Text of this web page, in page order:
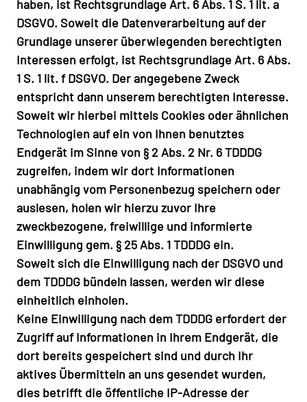
haben, ist Rechtsgrundlage Art. 6 Abs. 1 S. 1 lit. a
DSGVO. Soweit die Datenverarbeitung auf der
Grundlage unserer überwiegenden berechtigten
Interessen erfolgt, ist Rechtsgrundlage Art. 6 Abs.
1 S. 1 lit. f DSGVO. Der angegebene Zweck
entspricht dann unserem berechtigten Interesse.
Soweit wir hierbei mittels Cookies oder ähnlichen
Technologien auf ein von Ihnen benutztes
Endgerät im Sinne von § 2 Abs. 2 Nr. 6 TDDDG
zugreifen, indem wir dort Informationen
unabhängig vom Personenbezug speichern oder
auslesen, holen wir hierzu zuvor Ihre
zweckbezogene, freiwillige und informierte
Einwilligung gem. § 25 Abs. 1 TDDDG ein.
Soweit sich die Einwilligung nach der DSGVO und
dem TDDDG bündeln lassen, werden wir diese
einheitlich einholen.
Keine Einwilligung nach dem TDDDG erfordert der
Zugriff auf Informationen in Ihrem Endgerät, die
dort bereits gespeichert sind und durch Ihr
aktives Übermitteln an uns gesendet wurden,
dies betrifft die öffentliche IP-Adresse der